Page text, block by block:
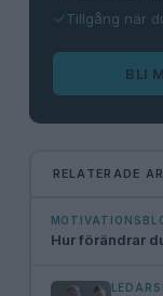
Tillgång när
BLI
RELATERADE
Hur förändrar